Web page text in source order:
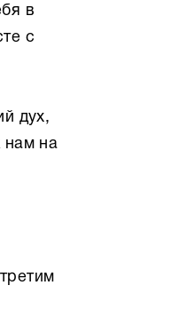
в
с
дух,
нам на